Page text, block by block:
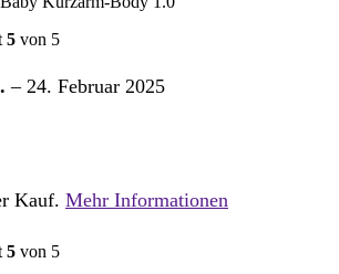
5 von 5
– 24. Februar 2025
Kauf. Mehr Informationen
5 von 5